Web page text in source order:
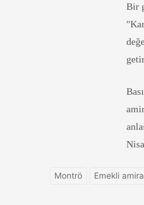
Bir
Montrö Emekli